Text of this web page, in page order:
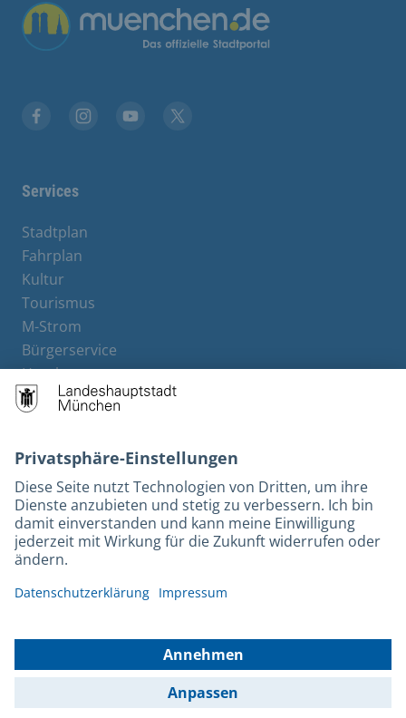
Übergreifende Links
Services
Stadtplan
Fahrplan
Kultur
Tourismus
M-Strom
Bürgerservice
Hotels
Barrierefreiheit
Leichte Sprache
Gebärdensprache
Datenschutz
Impressum
© 2026 Portal München Betriebs GmbH & Co. KG - Ein Service der
Landeshauptstadt München und der Stadtwerke München GmbH